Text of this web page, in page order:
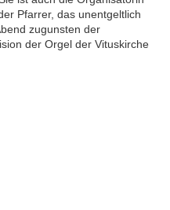
Pfarrer, das unentgeltlich
zugunsten der
der Orgel der Vituskirche